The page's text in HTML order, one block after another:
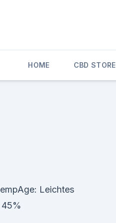
HOME CBD STORE
Leichtes